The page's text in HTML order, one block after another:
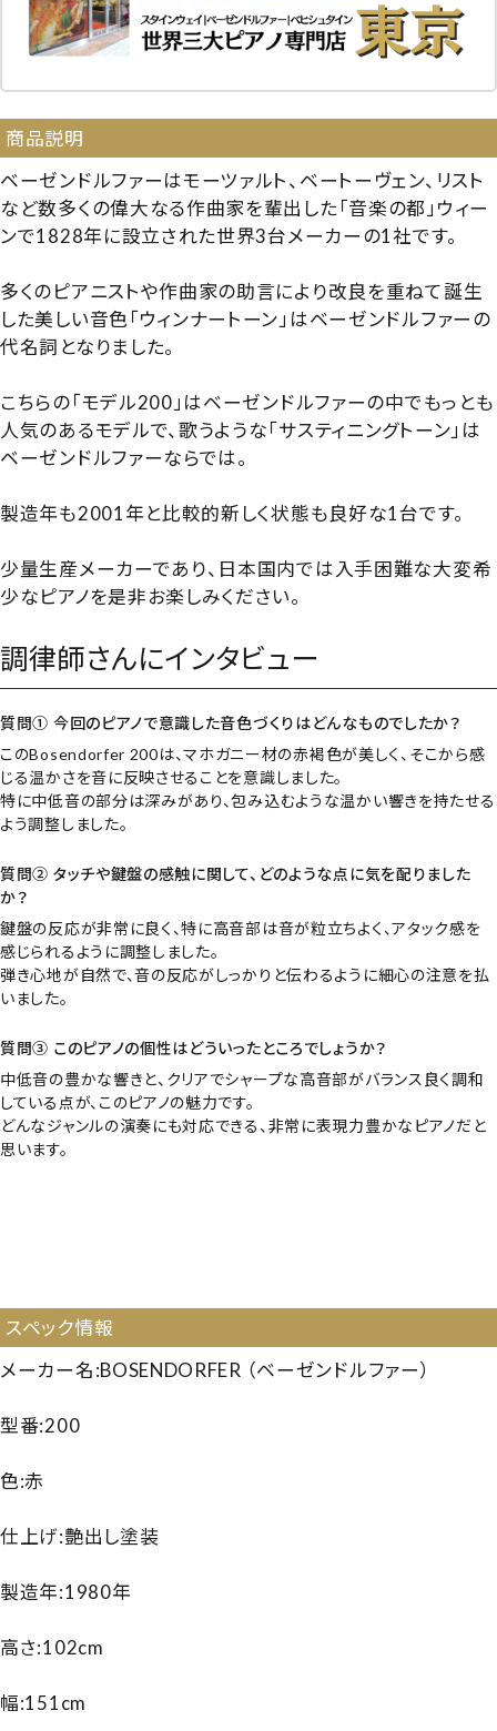
商品説明
ベーゼンドルファーはモーツァルト、ベートーヴェン、リスト
など数多くの偉大なる作曲家を輩出した「音楽の都」ウィー
ンで1828年に設立された世界3台メーカーの1社です。
多くのピアニストや作曲家の助言により改良を重ねて誕生
した美しい音色「ウィンナートーン」はベーゼンドルファーの
代名詞となりました。
こちらの「モデル200」はベーゼンドルファーの中でもっとも
人気のあるモデルで、歌うような「サスティニングトーン」は
ベーゼンドルファーならでは。
製造年も2001年と比較的新しく状態も良好な1台です。
少量生産メーカーであり、日本国内では入手困難な大変希
少なピアノを是非お楽しみください。
調律師さんにインタビュー
質問① 今回のピアノで意識した音色づくりはどんなものでしたか？
このBosendorfer 200は、マホガニー材の赤褐色が美しく、そこから感
じる温かさを音に反映させることを意識しました。
特に中低音の部分は深みがあり、包み込むような温かい響きを持たせる
よう調整しました。
質問② タッチや鍵盤の感触に関して、どのような点に気を配りました
か？
鍵盤の反応が非常に良く、特に高音部は音が粒立ちよく、アタック感を
感じられるように調整しました。
弾き心地が自然で、音の反応がしっかりと伝わるように細心の注意を払
いました。
質問③ このピアノの個性はどういったところでしょうか？
中低音の豊かな響きと、クリアでシャープな高音部がバランス良く調和
している点が、このピアノの魅力です。
どんなジャンルの演奏にも対応できる、非常に表現力豊かなピアノだと
思います。
スペック情報
メーカー名:BOSENDORFER （ベーゼンドルファー）
型番:200
色:赤
仕上げ:艶出し塗装
製造年:1980年
高さ:102cm
幅:151cm